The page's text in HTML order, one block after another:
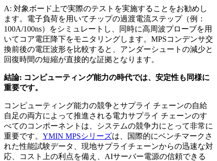
A: 対象ボード上で実際のテストを実施することをお勧めし
ます。電子負荷を用いてチップの過渡電流ステップ（例：
100A/100ns）をシミュレートし、同時に高周波プローブを用
いてコア電圧降下をモニタリングします。MPSコンデンサ交
換前後の電圧波形を比較すると、アンダーシュートの減少と
回復時間の短縮が直接的な証拠となります。
結論: コンピューティング能力の時代では、安定性も同様に
重要です。
コンピューティング能力の競争とサプライ チェーンの自給
自足の両方によって推進される電力サプライ チェーンのす
べてのコンポーネントは、システムの競争力にとって非常に
重要です。 YMIN MPSシリーズは、国際的にベンチマークさ
れた性能試験データ、現地サプライチェーンからの迅速な対
応、コスト上の利点を備え、AIサーバー電源の信頼できる